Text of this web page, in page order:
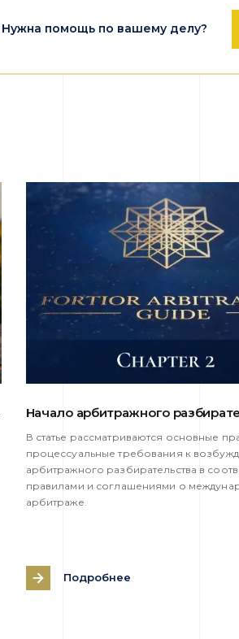
Нужна помощь по вашему делу?
Начало арбитражного
В статье рассматриваются основные
процессуальные требования к
арбитражного разбирательства в
правилами и соглашениями о
арбитраже.
Подробнее